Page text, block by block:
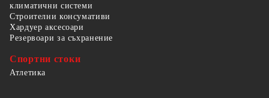
климатични системи
Строителни консумативи
Хардуер аксесоари
Резервоари за съхранение
Спортни стоки
Атлетика